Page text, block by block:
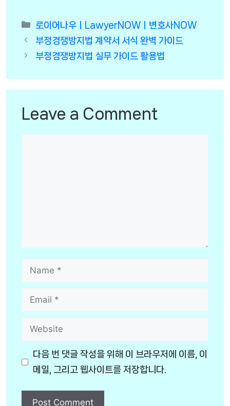
Categories
로이어나우ㅣLawyerNOWㅣ변호사NOW
부정경쟁방지법 계약서 서식 완벽 가이드
부정경쟁방지법 실무 가이드 활용법
Leave a Comment
Name
Email
Website
다음 번 댓글 작성을 위해 이 브라우저에 이름, 이
메일, 그리고 웹사이트를 저장합니다.